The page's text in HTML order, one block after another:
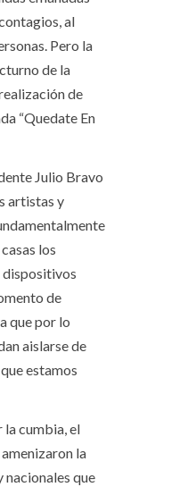
al
Pero la
de la
de
“Quedate En
Julio Bravo
artistas y
los
de
que por lo
aislarse de
estamos
la cumbia, el
la
nacionales que